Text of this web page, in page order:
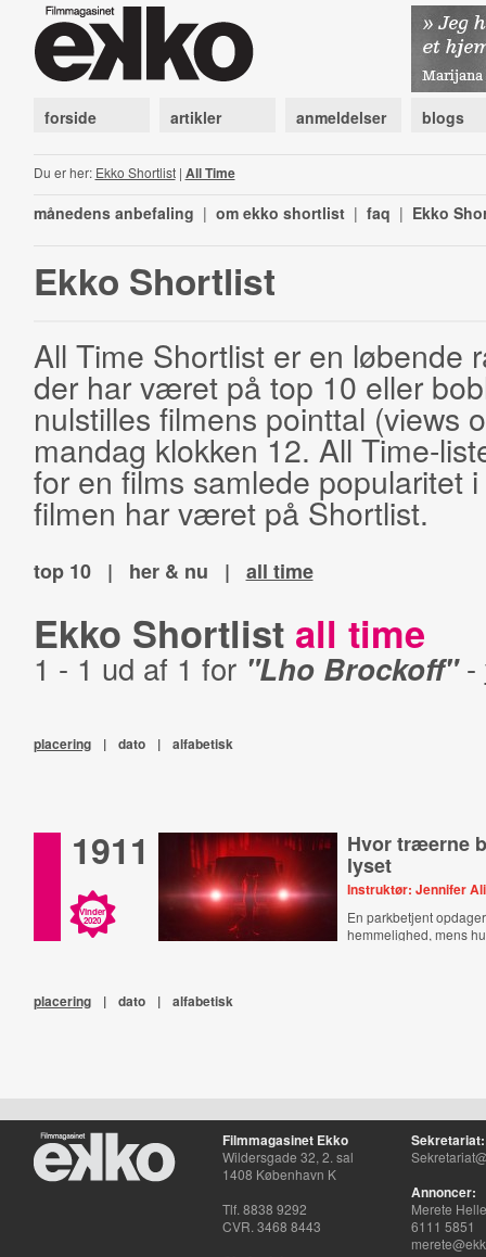
forside artikler anmeldelser blogs
Du er her: Ekko Shortlist| All Time
månedens anbefaling | om ekko shortlist | faq | Ekko
Ekko Shortlist
All Time Shortlist er en løbende
der har været på top 10 eller
nulstilles filmens pointtal (views
mandag klokken 12. All Time-
for en films samlede popularitet
filmen har været på Shortlist.
top 10 | her & nu | all time
Ekko Shortlist all time
1 - 1 ud af 1 for "Lho Brockoff"-
placering | dato | alfabetisk
1911
Vinder
2020
Hvor træerne
lyset
Instruktør: Jennifer
En parkbetjent
hemmelighed, mens
placering | dato | alfabetisk
Filmmagasinet Ekko
Wildersgade 32, 2. sal
1408 København K
Tlf. 8838 9292
CVR. 3468 8443
Sekretariat:
Annoncer:
Merete
6111 5851